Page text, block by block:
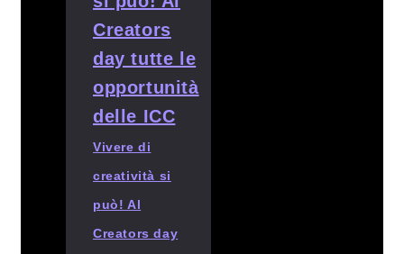
Vivere di
creatività si
può! Al
Creators day